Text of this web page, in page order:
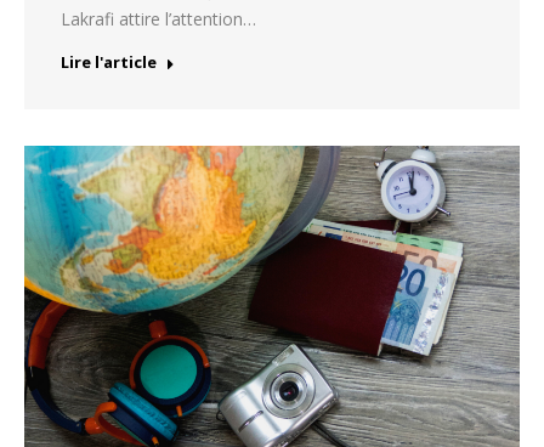
Lakrafi attire l’attention…
Lire l'article